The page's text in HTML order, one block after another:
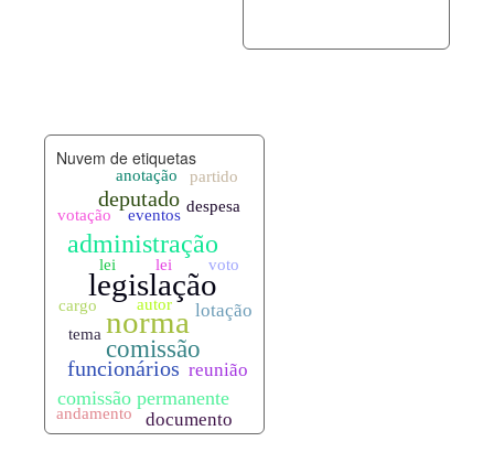
palavras_chave.xml 09-08-
legislacao_norma_anotacoes.xml
Nuvem de etiquetas